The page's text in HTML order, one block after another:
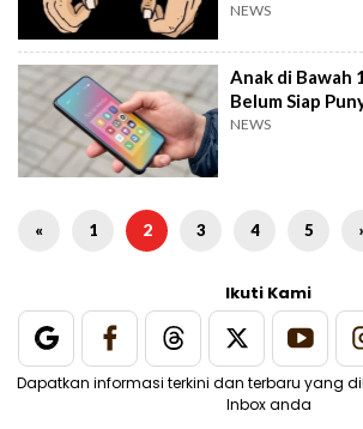
NEWS
Anak di Bawah
Belum Siap
NEWS
« 1 2 3 4 5
Ikuti Kami
Dapatkan informasi terkini dan terbaru yang
Inbox anda